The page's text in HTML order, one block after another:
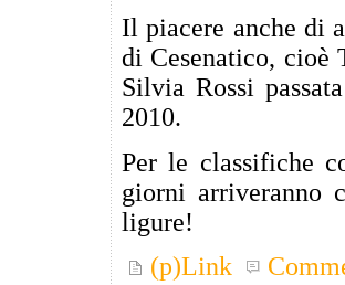
Il piacere anche di
di Cesenatico, cioè
Silvia Rossi
2010.
Per le classifiche
giorni arriveranno
ligure!
(p)Link